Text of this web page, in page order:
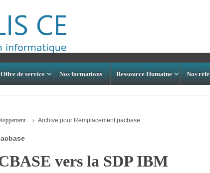
de service Nos formations Ressource Humaine Nos
- › Archive pour Remplacement pacbase
vers la SDP IBM